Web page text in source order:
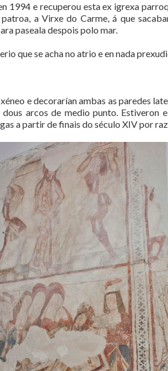
e recuperou esta ex igrexa
a Virxe do Carme, á que
paseala despois polo mar.
que se acha no atrio e en nada
e decorarían ambas as paredes
arcos de medio punto. Estiveron
a partir de finais do século XIV por